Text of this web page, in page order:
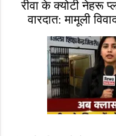
रीवा के क्योटी नेहरू
वारदात: मामूली